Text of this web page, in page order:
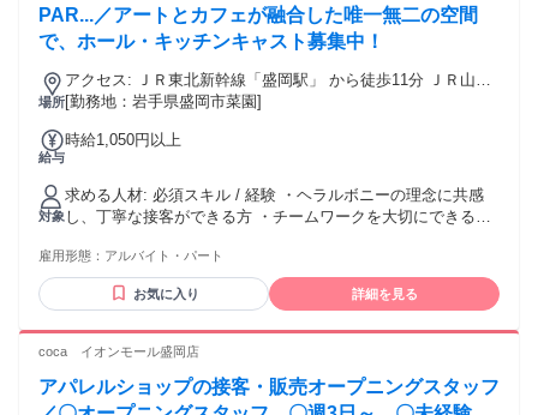
PAR...／アートとカフェが融合した唯一無二の空間
で、ホール・キッチンキャスト募集中！
場所
アクセス: ＪＲ東北新幹線「盛岡駅」 から徒歩11分 ＪＲ山田
線「上盛岡駅」 から徒歩15分
[勤務地：岩手県盛岡市菜園]
給与
時給1,050円以上
対象
求める人材: 必須スキル / 経験 ・ヘラルボニーの理念に共感
し、丁寧な接客ができる方 ・チームワークを大切にできる方
けでなく、自分から動く姿勢を持てる方 歓迎スキル / 経験 ・
カフェ・レストランなどでのホールまたはキッチン経験 ・コ
ーヒーやドリンクの調理経験（バリスタ経験など） ・接客・
中国語などでの簡単な対応が可能な方 ・手話でのコミュニケ
雇用形態： アルバイト・パート
お気に入り 詳細を見る
coca イオンモール盛岡店
アパレルショップの接客・販売オープニングスタッフ